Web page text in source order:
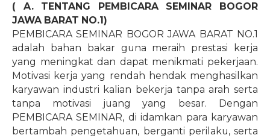
( A. TENTANG PEMBICARA SEMINAR BOGOR
JAWA BARAT NO.1)
PEMBICARA SEMINAR BOGOR JAWA BARAT NO.1
adalah bahan bakar guna meraih prestasi kerja
yang meningkat dan dapat menikmati pekerjaan.
Motivasi kerja yang rendah hendak menghasilkan
karyawan industri kalian bekerja tanpa arah serta
tanpa motivasi juang yang besar. Dengan
PEMBICARA SEMINAR, di idamkan para karyawan
bertambah pengetahuan, berganti perilaku, serta